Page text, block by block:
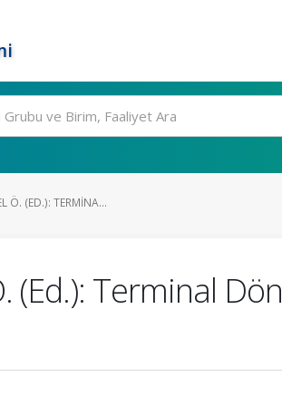
Ö. (ED.): TERMINA...
(Ed.): Terminal